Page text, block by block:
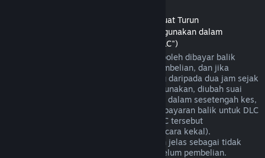
Bayaran Balik untuk Kandungan Boleh Muat Turun
(Kandungan gedung Steam yang boleh digunakan dalam
permainan atau aplikasi perisian lain, "DLC")
DLC yang dibeli daripada gedung Steam boleh dibayar balik
dalam masa empat belas hari selepas pembelian, dan jika
permainan utama telah dimainkan kurang daripada dua jam sejak
DLC dibeli, selagi DLC tersebut belum digunakan, diubah suai
atau dipindahkan. Harap maklum bahawa dalam sesetengah kes,
Steam mungkin tidak dapat memberikan bayaran balik untuk DLC
pihak ketiga tertentu (contohnya, jika DLC tersebut
meningkatkan tahap watak permainan secara kekal).
Pengecualian ini akan ditandakan dengan jelas sebagai tidak
boleh dibayar balik di halaman Store sebelum pembelian.